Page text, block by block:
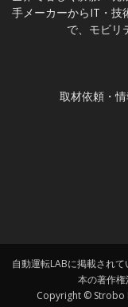
手メーカーからIT・技
で、モビリ
取材依頼・情
自動運転LABに掲載され
本の著作権
Copyright © Strobo